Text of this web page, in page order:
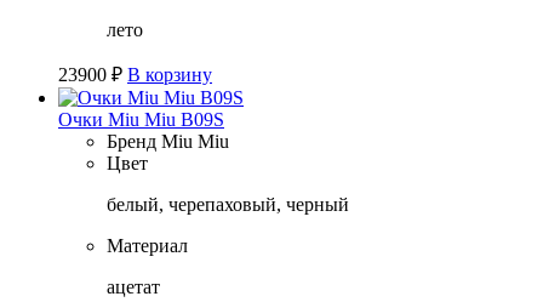
лето
23900 ₽ В корзину
Очки Miu Miu B09S
Бренд Miu Miu
Цвет
белый, черепаховый, черный
Материал
ацетат